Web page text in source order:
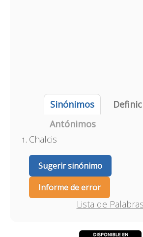
Sinónimos
Antónimos
Chalcis
Sugerir sinónimo
Informe de error
Lista de Palabras